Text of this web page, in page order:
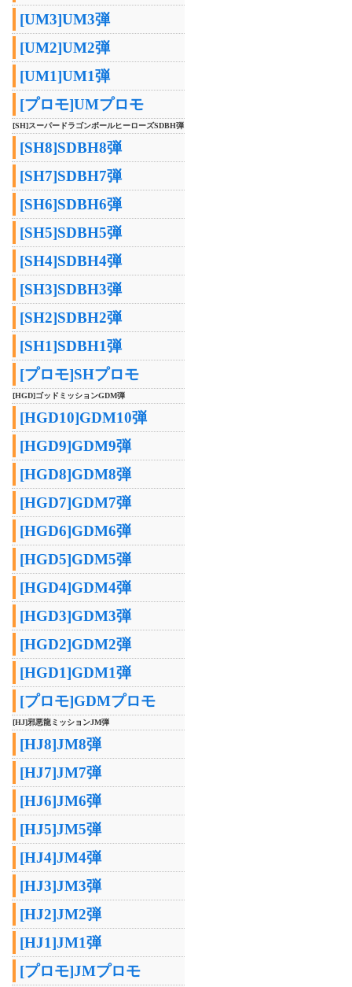
[UM3]UM3弾
[UM2]UM2弾
[UM1]UM1弾
[プロモ]UMプロモ
[SH]スーパードラゴンボールヒーローズSDBH弾
[SH8]SDBH8弾
[SH7]SDBH7弾
[SH6]SDBH6弾
[SH5]SDBH5弾
[SH4]SDBH4弾
[SH3]SDBH3弾
[SH2]SDBH2弾
[SH1]SDBH1弾
[プロモ]SHプロモ
[HGD]ゴッドミッションGDM弾
[HGD10]GDM10弾
[HGD9]GDM9弾
[HGD8]GDM8弾
[HGD7]GDM7弾
[HGD6]GDM6弾
[HGD5]GDM5弾
[HGD4]GDM4弾
[HGD3]GDM3弾
[HGD2]GDM2弾
[HGD1]GDM1弾
[プロモ]GDMプロモ
[HJ]邪悪龍ミッションJM弾
[HJ8]JM8弾
[HJ7]JM7弾
[HJ6]JM6弾
[HJ5]JM5弾
[HJ4]JM4弾
[HJ3]JM3弾
[HJ2]JM2弾
[HJ1]JM1弾
[プロモ]JMプロモ